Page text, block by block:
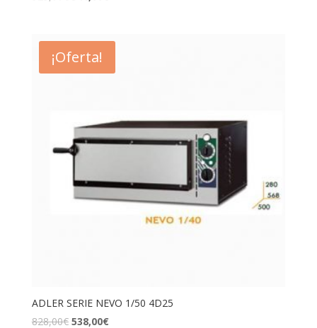
¡Oferta!
ADLER SERIE NEVO 1/50 4D25
828,00€ 538,00€